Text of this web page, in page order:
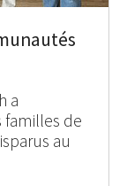
a
familles de
au